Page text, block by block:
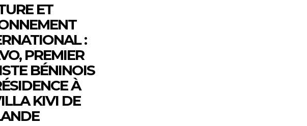
ET
:
PREMIER
BÉNINOIS
À
KIVI DE